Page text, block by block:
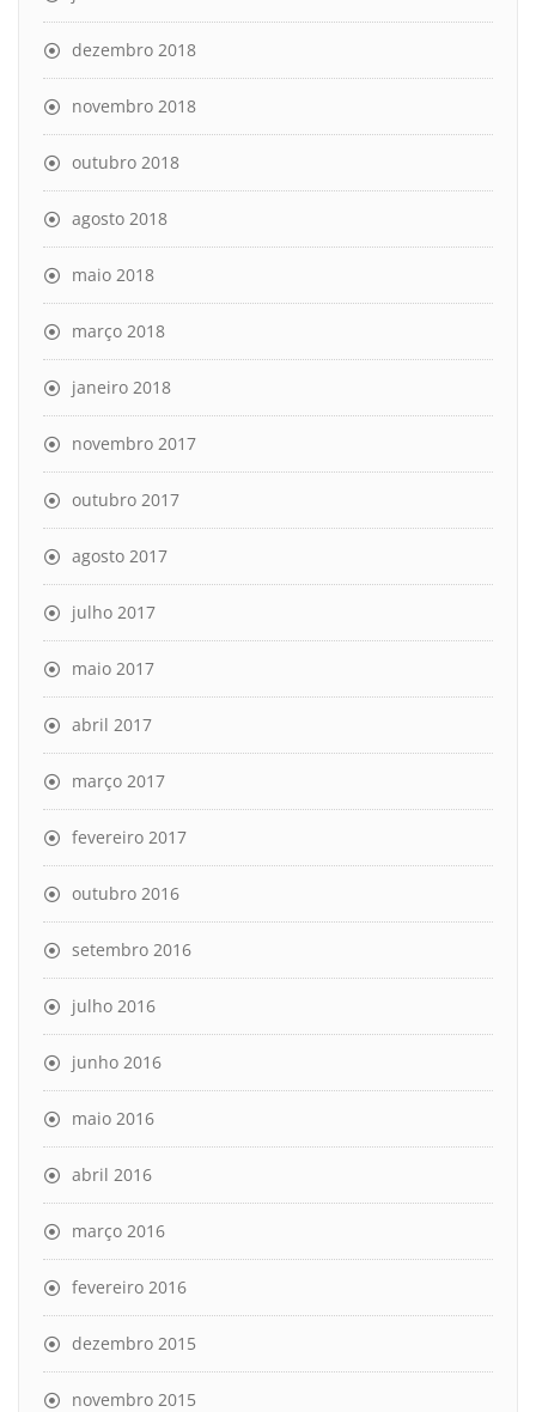
dezembro 2018
novembro 2018
outubro 2018
agosto 2018
maio 2018
março 2018
janeiro 2018
novembro 2017
outubro 2017
agosto 2017
julho 2017
maio 2017
abril 2017
março 2017
fevereiro 2017
outubro 2016
setembro 2016
julho 2016
junho 2016
maio 2016
abril 2016
março 2016
fevereiro 2016
dezembro 2015
novembro 2015